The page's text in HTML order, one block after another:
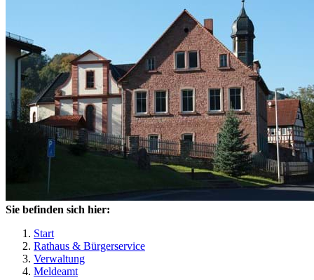
Sie befinden sich hier:
Start
Rathaus & Bürgerservice
Verwaltung
Meldeamt